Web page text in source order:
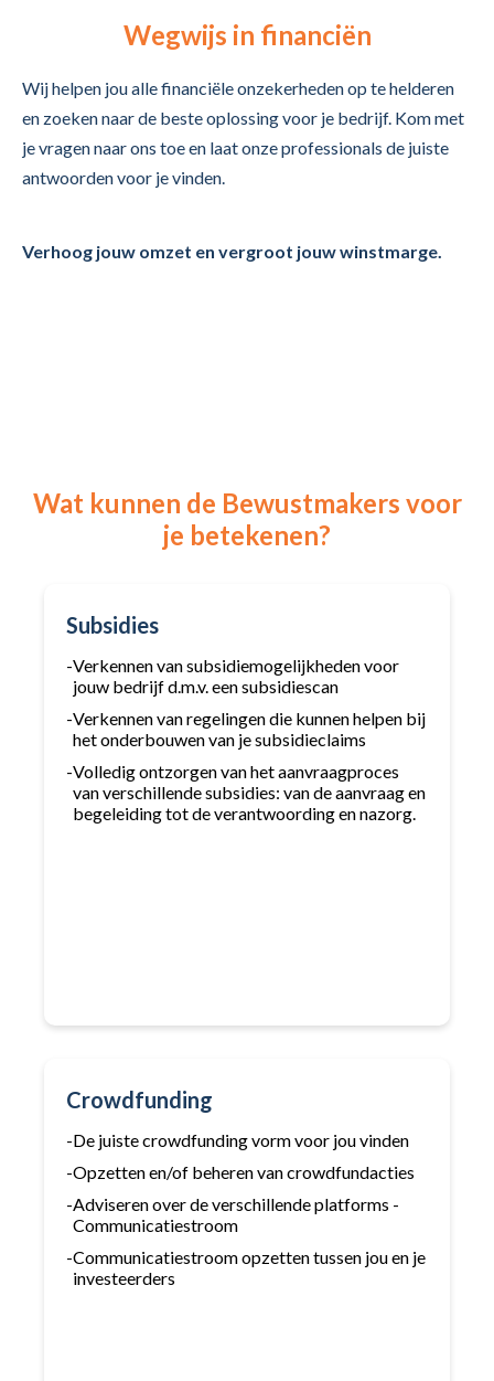
Wegwijs in financiën
Wij helpen jou alle financiële onzekerheden op te helderen
en zoeken naar de beste oplossing voor je bedrijf. Kom met
je vragen naar ons toe en laat onze professionals de juiste
antwoorden voor je vinden.
Verhoog jouw omzet en vergroot jouw winstmarge.
Wat kunnen de Bewustmakers voor
je betekenen?
Subsidies
-Verkennen van subsidiemogelijkheden voor
jouw bedrijf d.m.v. een subsidiescan
-Verkennen van regelingen die kunnen helpen bij
het onderbouwen van je subsidieclaims
-Volledig ontzorgen van het aanvraagproces
van verschillende subsidies: van de aanvraag en
begeleiding tot de verantwoording en nazorg.
Crowdfunding
-De juiste crowdfunding vorm voor jou vinden
-Opzetten en/of beheren van crowdfundacties
-Adviseren over de verschillende platforms -
Communicatiestroom
-Communicatiestroom opzetten tussen jou en je
investeerders